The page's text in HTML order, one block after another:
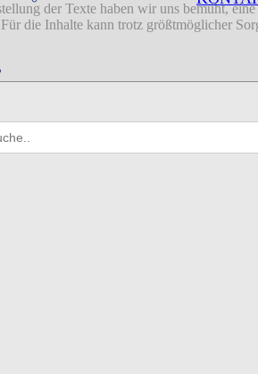
der Texte haben wir uns bemüht,
die Inhalte kann trotz größtmöglicher